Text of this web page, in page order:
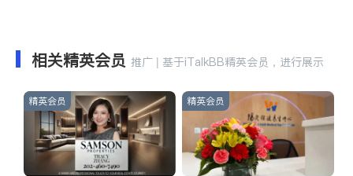
相关精英会员 推广 | 基于iTalkBB精英会员，进行展示
精英会员 精英会员